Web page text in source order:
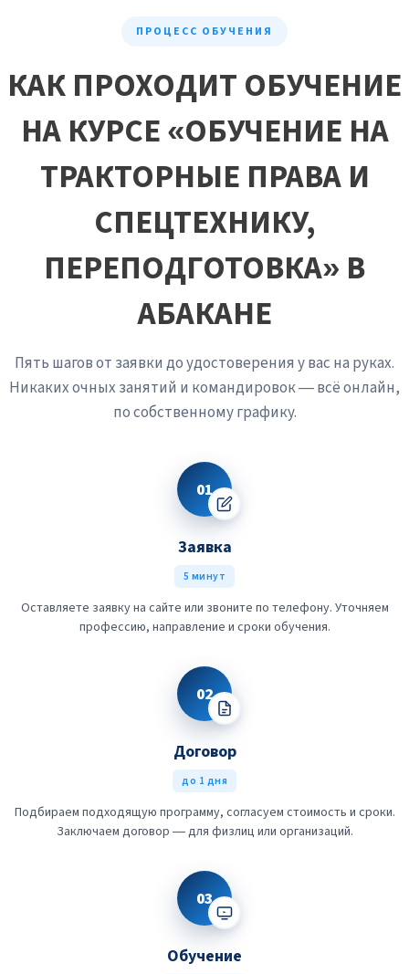
ПРОЦЕСС ОБУЧЕНИЯ
КАК ПРОХОДИТ ОБУЧЕНИЕ
НА КУРСЕ «ОБУЧЕНИЕ НА
ТРАКТОРНЫЕ ПРАВА И
СПЕЦТЕХНИКУ,
ПЕРЕПОДГОТОВКА» В
АБАКАНЕ
Пять шагов от заявки до удостоверения у вас на руках.
Никаких очных занятий и командировок — всё онлайн,
по собственному графику.
01
Заявка
5 минут
Оставляете заявку на сайте или звоните по телефону. Уточняем
профессию, направление и сроки обучения.
02
Договор
до 1 дня
Подбираем подходящую программу, согласуем стоимость и сроки.
Заключаем договор — для физлиц или организаций.
03
Обучение